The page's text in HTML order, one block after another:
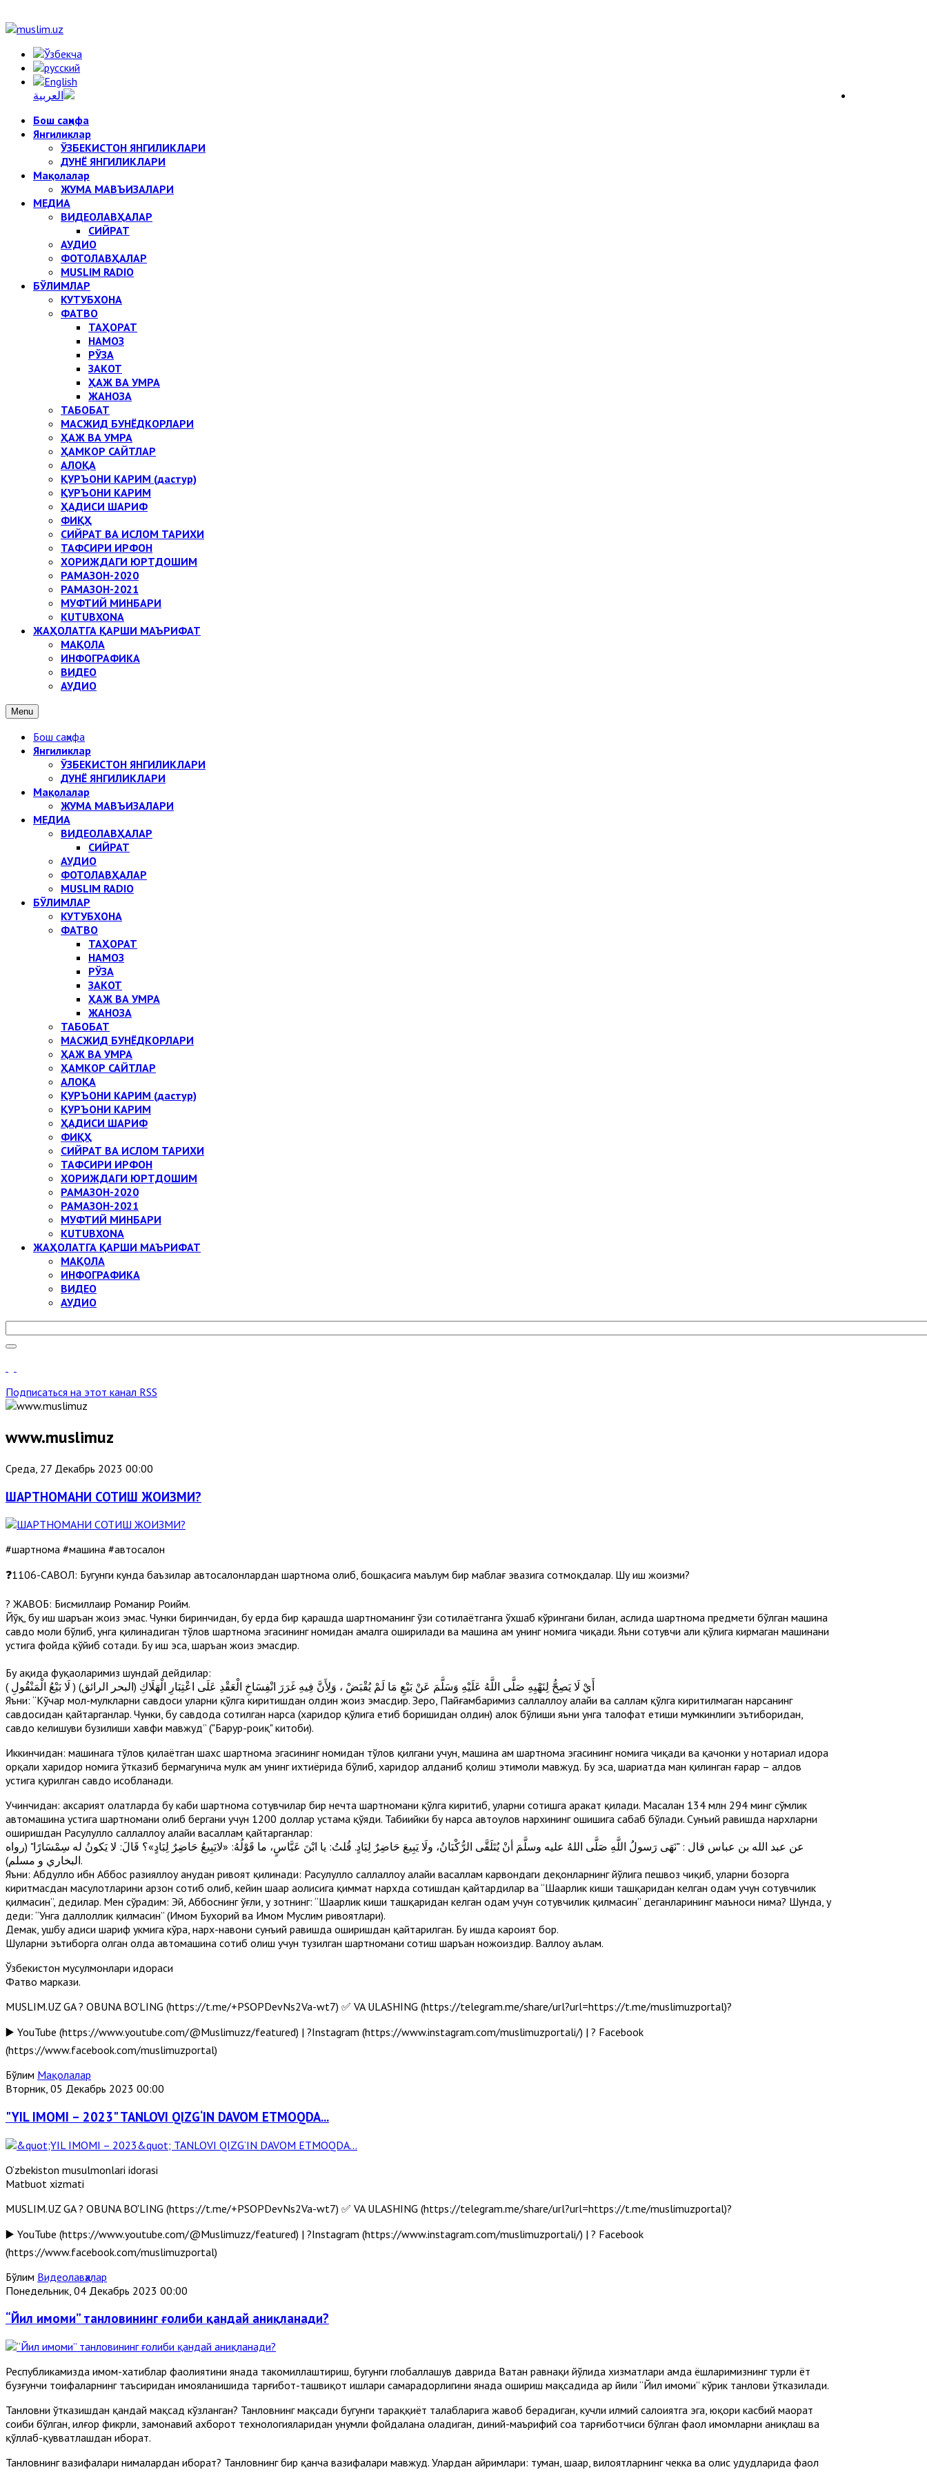
Бош саҳифа
Янгиликлар
ЎЗБЕКИСТОН ЯНГИЛИКЛАРИ
ДУНЁ ЯНГИЛИКЛАРИ
Мақолалар
ЖУМА МАВЪИЗАЛАРИ
МЕДИА
ВИДЕОЛАВҲАЛАР
СИЙРАТ
АУДИО
ФОТОЛАВҲАЛАР
MUSLIM RADIO
БЎЛИМЛАР
КУТУБХОНА
ФАТВО
ТАҲОРАТ
НАМОЗ
РЎЗА
ЗАКОТ
ҲАЖ ВА УМРА
ЖАНОЗА
ТАБОБАТ
МАСЖИД БУНЁДКОРЛАРИ
ҲАЖ ВА УМРА
ҲАМКОР САЙТЛАР
АЛОҚА
ҚУРЪОНИ КАРИМ (дастур)
ҚУРЪОНИ КАРИМ
ҲАДИСИ ШАРИФ
ФИҚҲ
СИЙРАТ ВА ИСЛОМ ТАРИХИ
ТАФСИРИ ИРФОН
ХОРИЖДАГИ ЮРТДОШИМ
РАМАЗОН-2020
РАМАЗОН-2021
МУФТИЙ МИНБАРИ
KUTUBXONA
ЖАҲОЛАТГА ҚАРШИ МАЪРИФАТ
МАҚОЛА
ИНФОГРАФИКА
ВИДЕО
АУДИО
Menu
Бош саҳифа
Янгиликлар
ЎЗБЕКИСТОН ЯНГИЛИКЛАРИ
ДУНЁ ЯНГИЛИКЛАРИ
Мақолалар
ЖУМА МАВЪИЗАЛАРИ
МЕДИА
ВИДЕОЛАВҲАЛАР
СИЙРАТ
АУДИО
ФОТОЛАВҲАЛАР
MUSLIM RADIO
БЎЛИМЛАР
КУТУБХОНА
ФАТВО
ТАҲОРАТ
НАМОЗ
РЎЗА
ЗАКОТ
ҲАЖ ВА УМРА
ЖАНОЗА
ТАБОБАТ
МАСЖИД БУНЁДКОРЛАРИ
ҲАЖ ВА УМРА
ҲАМКОР САЙТЛАР
АЛОҚА
ҚУРЪОНИ КАРИМ (дастур)
ҚУРЪОНИ КАРИМ
ҲАДИСИ ШАРИФ
ФИҚҲ
СИЙРАТ ВА ИСЛОМ ТАРИХИ
ТАФСИРИ ИРФОН
ХОРИЖДАГИ ЮРТДОШИМ
РАМАЗОН-2020
РАМАЗОН-2021
МУФТИЙ МИНБАРИ
KUTUBXONA
ЖАҲОЛАТГА ҚАРШИ МАЪРИФАТ
МАҚОЛА
ИНФОГРАФИКА
ВИДЕО
АУДИО
Подписаться на этот канал RSS
www.muslimuz
Среда, 27 Декабрь 2023 00:00
ШАРТНОМАНИ СОТИШ ЖОИЗМИ?
#шартнома #машина #автосалон
❓1106-CАВОЛ: Бугунги кунда баъзилар автосалонлардан шартнома олиб, бошқасига маълум бир маблағ эвазига сотмоқдалар. Шу иш жоизми?
? ЖАВОБ: Бисмиллаҳир Роҳманир Роҳийм.
Йўқ, бу иш шаръан жоиз эмас. Чунки биринчидан, бу ерда бир қарашда шартноманинг ўзи сотилаётганга ўхшаб кўрингани билан, аслида шартнома предмети бўлган машина
савдо моли бўлиб, унга қилинадиган тўлов шартнома эгасининг номидан амалга оширилади ва машина ҳам унинг номига чиқади. Яъни сотувчи ҳали қўлига кирмаган машинани
устига фойда қўйиб сотади. Бу иш эса, шаръан жоиз эмасдир.
Бу ҳақида фуқаҳоларимиз шундай дейдилар:
( لَا بَيْعُ الْمَنْقُولِ ) أَيْ لَا يَصِحُّ لِنَهْيِهِ صَلَّى اللَّهُ عَلَيْهِ وَسَلَّمَ عَنْ بَيْعِ مَا لَمْ يُقْبَضْ ، وَلِأَنَّ فِيهِ غَرَرَ انْفِسَاخِ الْعَقْدِ عَلَى اعْتِبَارِ الْهَلَاكِ (البحر الرائق)
Яъни: “Кўчар мол-мулкларни савдоси уларни қўлга киритишдан олдин жоиз эмасдир. Зеро, Пайғамбаримиз саллаллоҳу алайҳи ва саллам қўлга киритилмаган нарсанинг
савдосидан қайтарганлар. Чунки, бу савдода сотилган нарса (харидор қўлига етиб боришидан олдин) ҳалок бўлиши яъни унга талофат етиши мумкинлиги эътиборидан,
савдо келишуви бузилиши хавфи мавжуд” ("Баҳрур-роиқ" китоби).
Иккинчидан: машинага тўлов қилаётган шахс шартнома эгасининг номидан тўлов қилгани учун, машина ҳам шартнома эгасининг номига чиқади ва қачонки у нотариал идора
орқали харидор номига ўтказиб бермагунича мулк ҳам унинг ихтиёрида бўлиб, харидор алданиб қолиш эҳтимоли мавжуд. Бу эса, шариатда ман қилинган ғарар – алдов
устига қурилган савдо ҳисобланади.
Учинчидан: аксарият ҳолатларда бу каби шартнома сотувчилар бир нечта шартномани қўлга киритиб, уларни сотишга ҳаракат қилади. Масалан 134 млн 294 минг сўмлик
автомашина устига шартномани олиб бергани учун 1200 доллар устама қўяди. Табиийки бу нарса автоулов нархининг ошишига сабаб бўлади. Сунъий равишда нархларни
оширишдан Расулуллоҳ саллаллоҳу алайҳи васаллам қайтарганлар:
عن عبد الله بن عباس قال : "نَهَى رَسولُ اللَّهِ صَلَّى اللهُ عليه وسلَّمَ أنْ يُتَلَقَّى الرُّكْبَانُ، ولَا يَبِيعَ حَاضِرٌ لِبَادٍ. قُلتُ: يا ابْنَ عَبَّاسٍ، ما قَوْلُهُ: «لايَبِيعُ حَاضِرٌ لِبَادٍ»؟ قَالَ: لا يَكونُ له سِمْسَارًا" (رواه
البخاري و مسلم).
Яъни: Абдуллоҳ ибн Аббос разияллоҳу анҳудан ривоят қилинади: Расулуллоҳ саллаллоҳу алайҳи васаллам карвондаги деҳқонларнинг йўлига пешвоз чиқиб, уларни бозорга
киритмасдан маҳсулотларини арзон сотиб олиб, кейин шаҳар аҳолисига қиммат нархда сотишдан қайтардилар ва “Шаҳарлик киши ташқаридан келган одам учун сотувчилик
қилмасин”, дедилар. Мен сўрадим: Эй, Аббоснинг ўғли, у зотнинг: “Шаҳарлик киши ташқаридан келган одам учун сотувчилик қилмасин” деганларининг маъноси нима? Шунда, у
деди: “Унга даллоллик қилмасин” (Имом Бухорий ва Имом Муслим ривоятлари).
Демак, ушбу ҳадиси шариф ҳукмига кўра, нарх-навони сунъий равишда оширишдан қайтарилган. Бу ишда кароҳият бор.
Шуларни эътиборга олган ҳолда автомашина сотиб олиш учун тузилган шартномани сотиш шаръан ножоиздир. Валлоҳу аълам.
Ўзбекистон мусулмонлари идораси
Фатво маркази.
MUSLIM.UZ GA ? OBUNA BO'LING (https://t.me/+PSOPDevNs2Va-wt7) ✅ VA ULASHING (https://telegram.me/share/url?url=https://t.me/muslimuzportal)?
▶️ YouTube (https://www.youtube.com/@Muslimuzz/featured) | ?Instagram (https://www.instagram.com/muslimuzportali/) | ? Facebook
(https://www.facebook.com/muslimuzportal)
Бўлим Мақолалар
Вторник, 05 Декабрь 2023 00:00
"YIL IMOMI – 2023" TANLOVI QIZG‘IN DAVOM ETMOQDA...
O‘zbekiston musulmonlari idorasi
Matbuot xizmati
MUSLIM.UZ GA ? OBUNA BO'LING (https://t.me/+PSOPDevNs2Va-wt7) ✅ VA ULASHING (https://telegram.me/share/url?url=https://t.me/muslimuzportal)?
▶️ YouTube (https://www.youtube.com/@Muslimuzz/featured) | ?Instagram (https://www.instagram.com/muslimuzportali/) | ? Facebook
(https://www.facebook.com/muslimuzportal)
Бўлим Видеолавҳалар
Понедельник, 04 Декабрь 2023 00:00
“Йил имоми” танловининг ғолиби қандай аниқланади?
Республикамизда имом-хатиблар фаолиятини янада такомиллаштириш, бугунги глобаллашув даврида Ватан равнақи йўлида хизматлари ҳамда ёшларимизнинг турли ёт
бузғунчи тоифаларнинг таъсиридан ҳимояланишида тарғибот-ташвиқот ишлари самарадорлигини янада ошириш мақсадида ҳар йили “Йил имоми” кўрик танлови ўтказилади.
Танловни ўтказишдан қандай мақсад кўзланган? Танловнинг мақсади бугунги тараққиёт талабларига жавоб берадиган, кучли илмий салоҳиятга эга, юқори касбий маҳорат
соҳиби бўлган, илғор фикрли, замонавий ахборот технологияларидан унумли фойдалана оладиган, диний-маърифий соҳа тарғиботчиси бўлган фаол имомларни аниқлаш ва
қўллаб-қувватлашдан иборат.
Танловнинг вазифалари нималардан иборат? Танловнинг бир қанча вазифалари мавжуд. Улардан айримлари: туман, шаҳар, вилоятларнинг чекка ва олис ҳудудларида фаол